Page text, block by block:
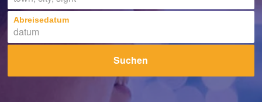
Abreisedatum
Suchen